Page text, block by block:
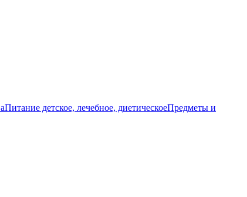
Питание детское, лечебное, диетическоеПредметы и